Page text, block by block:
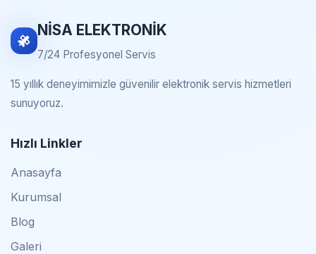
NİSA ELEKTRONİK
7/24 Profesyonel Servis
15 yıllık deneyimimizle güvenilir elektronik servis hizmetleri
sunuyoruz.
Hızlı Linkler
Anasayfa
Kurumsal
Blog
Galeri